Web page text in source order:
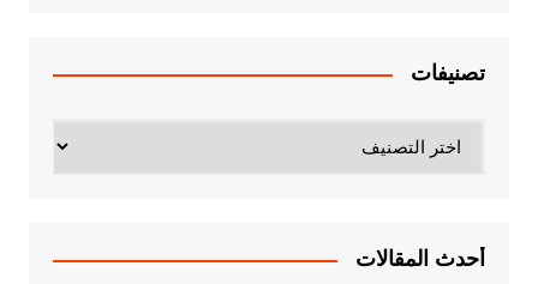
تصنيفات
أحدث المقالات